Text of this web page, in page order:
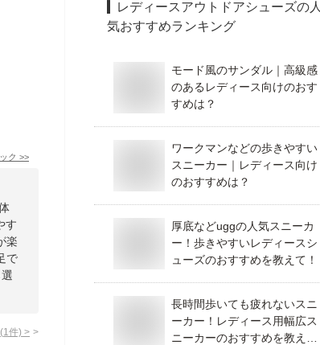
ク >>
す
楽
で
(1 件) >
レディースアウトドアシューズの人
気おすすめランキング
モード風のサンダル｜高級感
のあるレディース向けのおす
すめは？
ワークマンなどの歩きやすい
スニーカー｜レディース向け
のおすすめは？
厚底などuggの人気スニーカ
ー！歩きやすいレディースシ
ューズのおすすめを教えて！
長時間歩いても疲れないスニ
ーカー！レディース用幅広ス
ニーカーのおすすめを教え